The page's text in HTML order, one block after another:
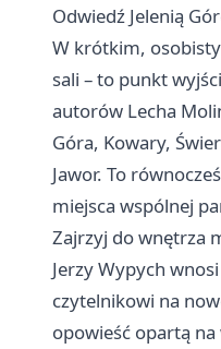
Odwiedź Jelenią
W krótkim,
sali – to punkt
autorów Lecha
Góra, Kowary,
Jawor. To
miejsca wspólnej
Zajrzyj do wnętrza
Jerzy Wypych
czytelnikowi na
opowieść opartą